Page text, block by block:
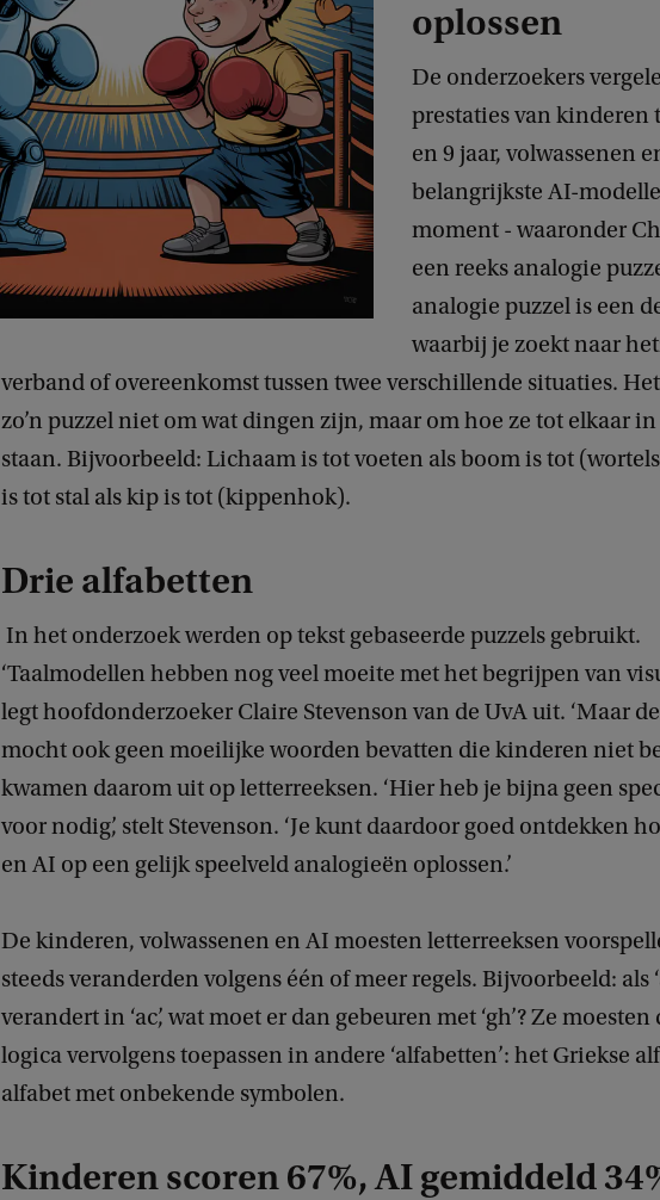
oplossen
De onderzoekers
prestaties van kinderen
en 9 jaar, volwassenen
belangrijkste AI-
moment - waaronder
een reeks analogie
analogie puzzel is een
waarbij je zoekt naar
verband of overeenkomst tussen twee verschillende situaties.
zo’n puzzel niet om wat dingen zijn, maar om hoe ze tot elkaar
staan. Bijvoorbeeld: Lichaam is tot voeten als boom is tot
is tot stal als kip is tot (kippenhok).
Drie alfabetten
In het onderzoek werden op tekst gebaseerde puzzels gebruikt.
‘Taalmodellen hebben nog veel moeite met het begrijpen van
legt hoofdonderzoeker Claire Stevenson van de UvA uit. ‘Maar
mocht ook geen moeilijke woorden bevatten die kinderen niet
kwamen daarom uit op letterreeksen. ‘Hier heb je bijna geen
voor nodig’, stelt Stevenson. ‘Je kunt daardoor goed ontdekken
en AI op een gelijk speelveld analogieën oplossen.’
De kinderen, volwassenen en AI moesten letterreeksen
steeds veranderden volgens één of meer regels. Bijvoorbeeld: als
verandert in ‘ac’, wat moet er dan gebeuren met ‘gh’? Ze moesten
logica vervolgens toepassen in andere ‘alfabetten’: het Griekse
alfabet met onbekende symbolen.
Kinderen scoren 67%, AI gemiddeld